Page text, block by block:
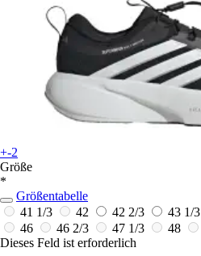
+-2
Größe
*
Größentabelle
41 1/3
42 42 2/3 43 1/3
46
46 2/3 47 1/3 48
Dieses Feld ist erforderlich